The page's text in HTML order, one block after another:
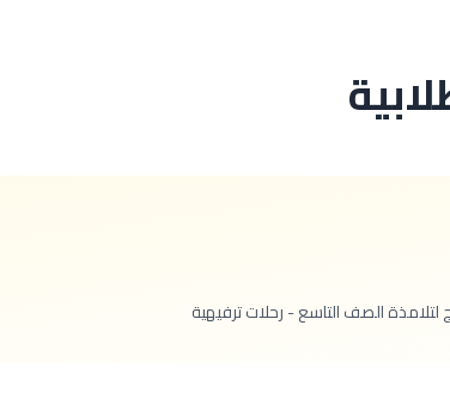
الصف التاسع - رحلات ترفيهية